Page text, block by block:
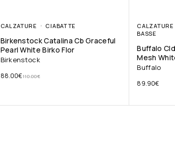
CALZATURE CIABATTE
Birkenstock Catalina Cb Graceful
Pearl White Birko Flor
Birkenstock
110.00€
88.00€
CALZATURE
BASSE
Buffalo
Mesh
Buffalo
89.90€